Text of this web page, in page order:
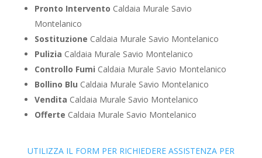
Pronto Intervento Caldaia Murale Savio
Montelanico
Sostituzione Caldaia Murale Savio Montelanico
Pulizia Caldaia Murale Savio Montelanico
Controllo Fumi Caldaia Murale Savio Montelanico
Bollino Blu Caldaia Murale Savio Montelanico
Vendita Caldaia Murale Savio Montelanico
Offerte Caldaia Murale Savio Montelanico
UTILIZZA IL FORM PER RICHIEDERE ASSISTENZA PER